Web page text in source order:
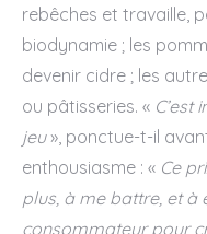
rebêches et travaille,
biodynamie ; les
devenir cidre ; les
ou pâtisseries. « C’est
jeu», ponctue-t-il
enthousiasme : « Ce
plus, à me battre, et à
consommateur pour